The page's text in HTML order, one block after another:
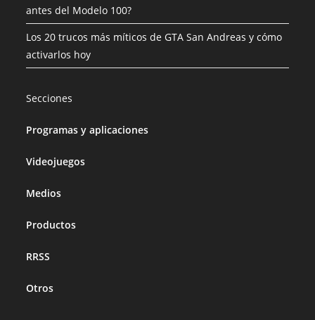
antes del Modelo 100?
Los 20 trucos más míticos de GTA San Andreas y cómo
activarlos hoy
Secciones
Programas y aplicaciones
Videojuegos
Medios
Productos
RRSS
Otros